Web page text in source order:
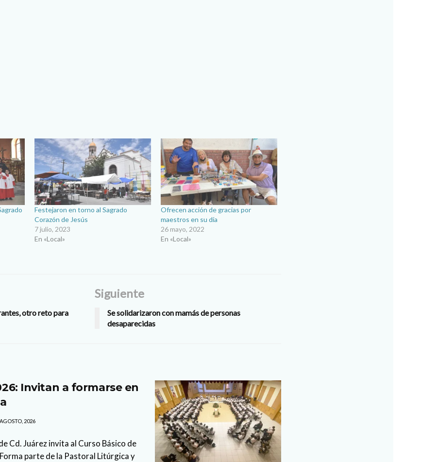
Festejaron en torno al Sagrado
Corazón de Jesús
7 julio, 2023
En «Local»
Ofrecen acción de gracias por
maestros en su día
26 mayo, 2022
En «Local»
otro reto para
Siguiente
Se solidarizaron con mamás de personas
desaparecidas
Invitan a formarse en
2026
Cd. Juárez invita al Curso Básico de
parte de la Pastoral Litúrgica y